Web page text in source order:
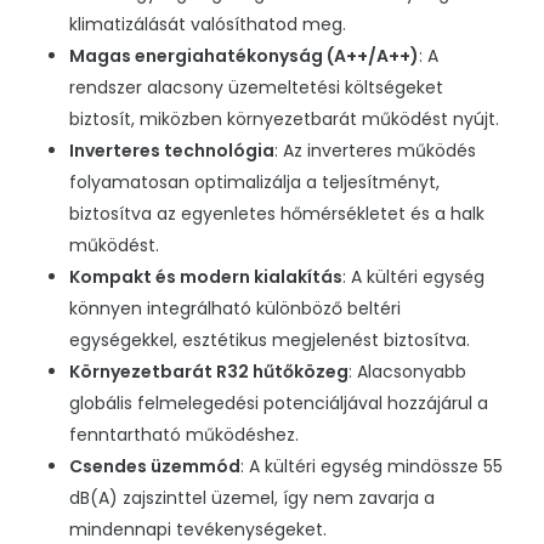
klimatizálását valósíthatod meg.
Magas energiahatékonyság (A++/A++): A
rendszer alacsony üzemeltetési költségeket
biztosít, miközben környezetbarát működést nyújt.
Inverteres technológia: Az inverteres működés
folyamatosan optimalizálja a teljesítményt,
biztosítva az egyenletes hőmérsékletet és a halk
működést.
Kompakt és modern kialakítás: A kültéri egység
könnyen integrálható különböző beltéri
egységekkel, esztétikus megjelenést biztosítva.
Környezetbarát R32 hűtőközeg: Alacsonyabb
globális felmelegedési potenciáljával hozzájárul a
fenntartható működéshez.
Csendes üzemmód: A kültéri egység mindössze 55
dB(A) zajszinttel üzemel, így nem zavarja a
mindennapi tevékenységeket.